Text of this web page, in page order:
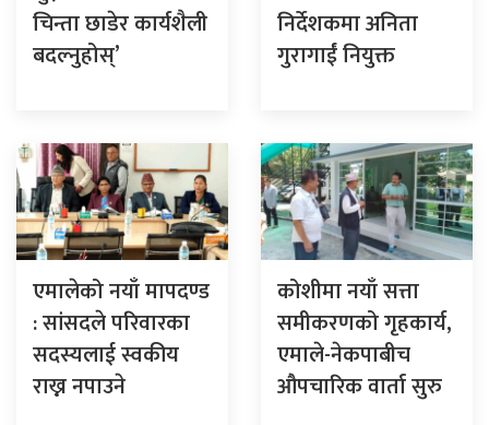
चिन्ता छाडेर कार्यशैली
बदल्नुहोस्’
निर्देशकमा अनिता
गुरागाईं नियुक्त
एमालेको नयाँ मापदण्ड
: सांसदले परिवारका
सदस्यलाई स्वकीय
राख्न नपाउने
कोशीमा नयाँ सत्ता
समीकरणको गृहकार्य,
एमाले-नेकपाबीच
औपचारिक वार्ता सुरु